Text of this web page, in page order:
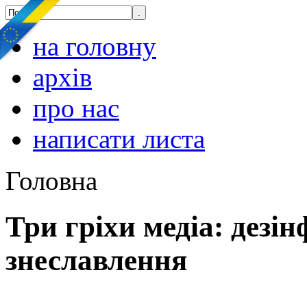
на головну
архів
про нас
написати листа
Головна
Три гріхи медіа:
знеславлення